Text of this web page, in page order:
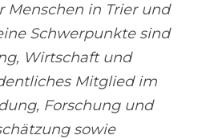
Menschen in Trier und
Schwerpunkte sind
Wirtschaft und
Mitglied im
Forschung und
sowie